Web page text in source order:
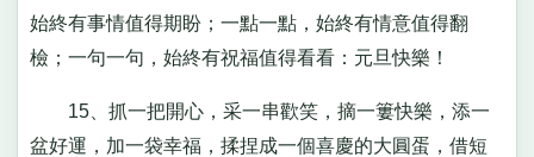
始終有事情值得期盼；一點一點，始終有情意值得翻
檢；一句一句，始終有祝福值得看看：元旦快樂！
15、抓一把開心，采一串歡笑，摘一簍快樂，添一
盆好運，加一袋幸福，揉捏成一個喜慶的大圓蛋，借短